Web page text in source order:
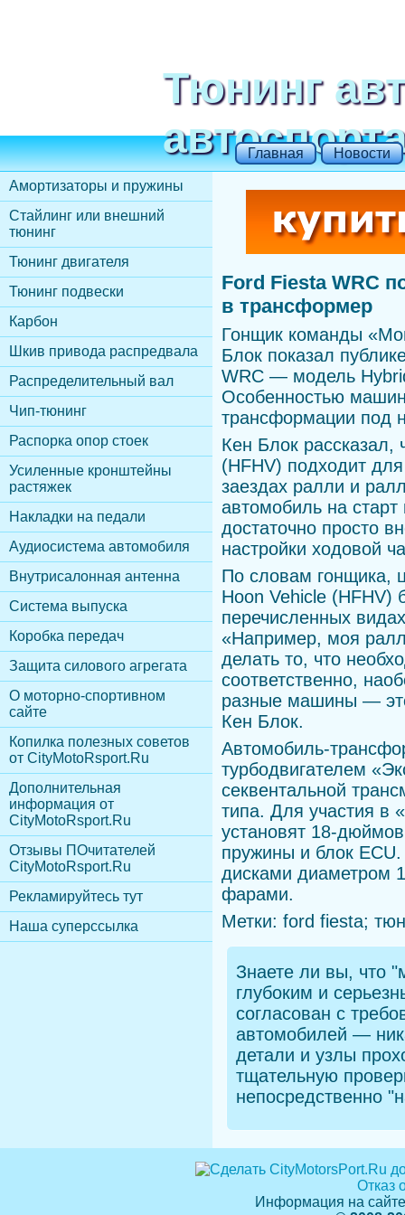
Тюнинг
Главная Новости
Ford Fiesta WRC
в трансформер
Гонщик команды
Блок показал
WRC — модель
Особенностью
трансформации под
Кен Блок рассказал,
(HFHV) подходит
заездах ралли и
автомобиль на
достаточно просто
настройки ходовой
По словам гонщика,
Hoon Vehicle (HFHV)
перечисленных
«Например, моя
делать то, что
соответственно,
разные машины —
Кен Блок.
Автомобиль-
турбодвигателем
секвентальной
типа. Для участия в
установят 18-
пружины и блок
дисками диаметром
фарами.
Метки: ford fiesta;
Знаете ли вы, что
глубоким и
согласован с
автомобилей —
детали и узлы
тщательную
непосредственно
Амортизаторы и пружины
Стайлинг или внешний
тюнинг
Тюнинг двигателя
Тюнинг подвески
Карбон
Шкив привода распредвала
Распределительный вал
Чип-тюнинг
Распорка опор стоек
Усиленные кронштейны
растяжек
Накладки на педали
Аудиосистема автомобиля
Внутрисалонная антенна
Cистема выпуска
Коробка передач
Защита силового агрегата
О моторно-спортивном
сайте
Копилка полезных советов
от CityMotoRsport.Ru
Дополнительная
информация от
CityMotoRsport.Ru
Отзывы ПОчитателей
CityMotoRsport.Ru
Рекламируйтесь тут
Наша суперссылка
Отказ
Информация на